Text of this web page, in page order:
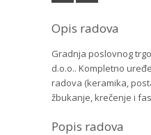
Opis radova
Gradnja poslovnog
d.o.o.. Kompletno
radova (keramika,
žbukanje, krečenje i
Popis radova